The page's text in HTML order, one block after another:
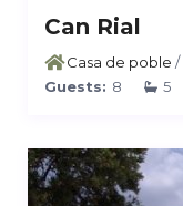
Can Rial
Casa de poble /
Guests: 8 5